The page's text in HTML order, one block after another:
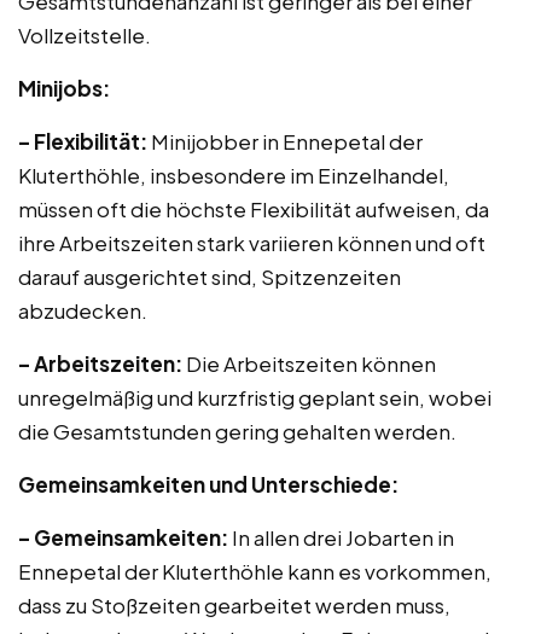
Vollzeitstelle.
Minijobs:
– Flexibilität: Minijobber in Ennepetal der
Kluterthöhle, insbesondere im Einzelhandel,
müssen oft die höchste Flexibilität aufweisen, da
ihre Arbeitszeiten stark variieren können und oft
darauf ausgerichtet sind, Spitzenzeiten
abzudecken.
– Arbeitszeiten: Die Arbeitszeiten können
unregelmäßig und kurzfristig geplant sein, wobei
die Gesamtstunden gering gehalten werden.
Gemeinsamkeiten und Unterschiede:
– Gemeinsamkeiten: In allen drei Jobarten in
Ennepetal der Kluterthöhle kann es vorkommen,
dass zu Stoßzeiten gearbeitet werden muss,